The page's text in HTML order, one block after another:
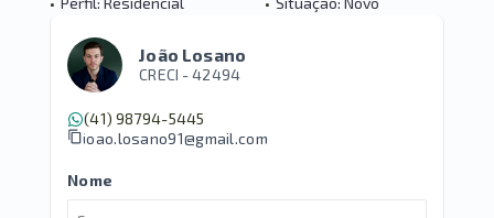
João Losano
CRECI -42494
(41) 98794-5445
joao.losano91@gmail.com
Nome